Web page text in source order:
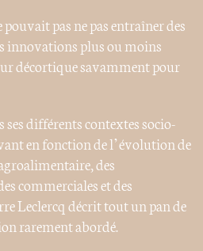
pas ne pas entraîner des
innovations plus ou moins
décortique savamment pour
différents contextes socio-
en fonction de l’évolution de
des
commerciales et des
Leclercq décrit tout un pan de
rarement abordé.